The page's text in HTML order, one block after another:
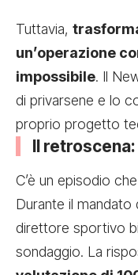
Tuttavia,
un’operazione
impossibile. Il
di privarsene e lo
proprio progetto
Il
C’è un episodio
Durante il mandato
direttore sportivo
sondaggio. La